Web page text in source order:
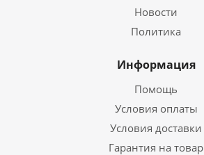
Новости
Политика
Информация
Помощь
Условия оплаты
Условия доставки
Гарантия на товар